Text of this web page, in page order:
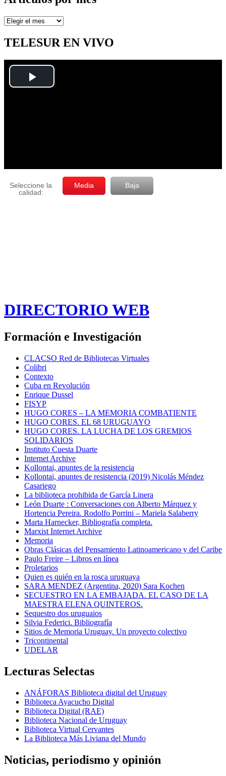
Artículos
mes
TELESUR EN VIVO
DIRECTORIO WEB
Formación e Investigación
CLACSO Red de Bibliotecas Virtuales
Colibri
Contexto
Cuba en Revolución
Enrique Dussel
FISYP
HUGO CORES – LA MEMORIA COMBATIENTE
HUGO CORES. EL 68 URUGUAYO
HUGO CORES. LA LUCHA DE LOS GREMIOS
SOLIDARIOS
Instituto Cuesta Duarte
Internet Archive
Kollontai, apuntes de la resistencia
Kollontai, apuntes de resistencia (2019) Nicolás Méndez
Casariego
La biblioteca prohibida de García Linera
León Duarte : Conversaciones con Alberto Márquez y
Hortencia Pereira. Rodolfo Porrini – Mariela Salaberry
Marta Harnecker, Bibliografía completa.
Marxist Internet Archive
Memoria
Obras Clásicas del Pensamiento Latinoamericano y del Caribe
Paulo Freire – Libros en línea
Proletarios
Quien es quién en la rosca uruguaya
SARA MENDEZ (Argentina, 2020) Sara Kochen
SECUESTRO EN LA EMBAJADA. EL CASO DE LA
MAESTRA ELENA QUINTEROS.
Sequestro dos uruguaios
Silvia Federici. Bibliografía
Sitios de Memoria Uruguay. Un proyecto colectivo
Tricontinental
UDELAR
Lecturas Selectas
ANÁFORAS Biblioteca digital del Uruguay
Biblioteca Ayacucho Digital
Biblioteca Digital (RAE)
Biblioteca Nacional de Uruguay
Biblioteca Virtual Cervantes
La Biblioteca Más Liviana del Mundo
Noticias, periodismo y opinión